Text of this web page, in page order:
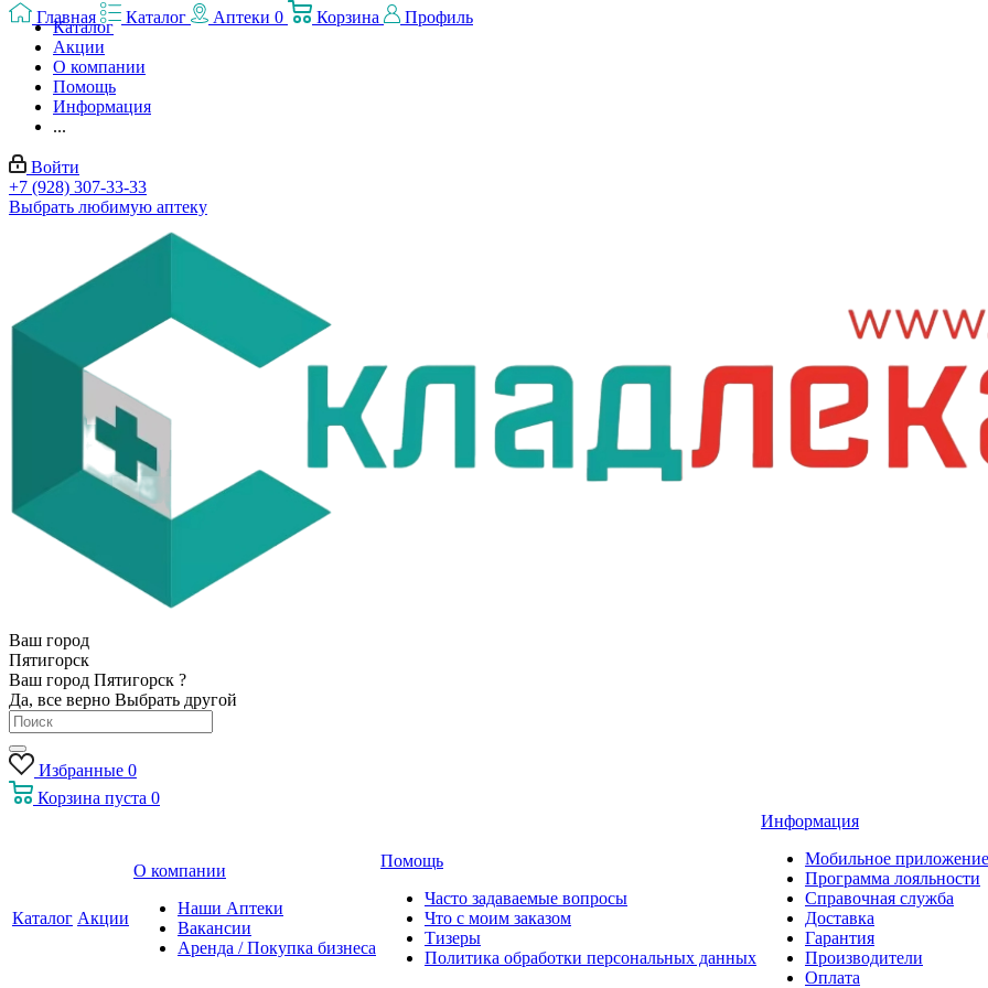
Каталог
Акции
О компании
Помощь
Информация
...
Войти
+7 (928) 307-33-33
Выбрать любимую аптеку
Ваш город
Пятигорск
Ваш город Пятигорск ?
Да, все верно Выбрать другой
Избранные 0
Корзина пуста 0
Каталог Акции
О компании
Наши Аптеки
Вакансии
Аренда / Покупка бизнеса
Помощь
Часто задаваемые вопросы
Что с моим заказом
Тизеры
Политика обработки персональных данных
Информация
Мобильное приложение
Программа лояльности
Справочная служба
Доставка
Гарантия
Производители
Оплата
Главная Каталог Аптеки 0 Корзина Профиль